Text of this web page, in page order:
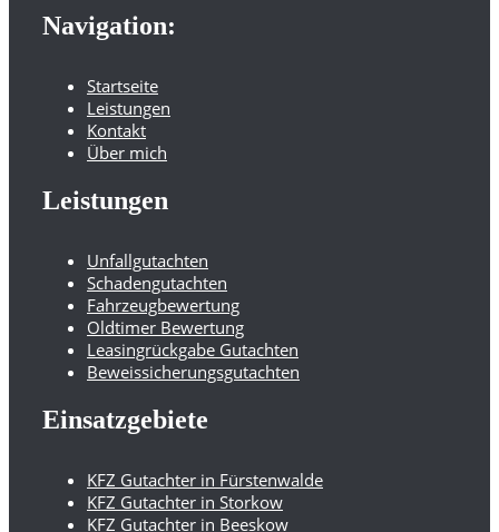
Navigation:
Startseite
Leistungen
Kontakt
Über mich
Leistungen
Unfallgutachten
Schadengutachten
Fahrzeugbewertung
Oldtimer Bewertung
Leasingrückgabe Gutachten
Beweissicherungsgutachten
Einsatzgebiete
KFZ Gutachter in Fürstenwalde
KFZ Gutachter in Storkow
KFZ Gutachter in Beeskow